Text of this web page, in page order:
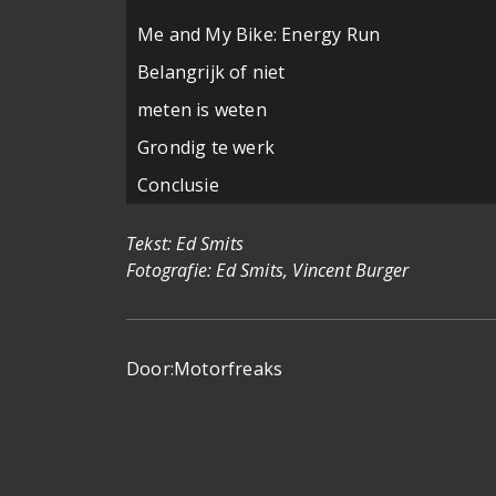
Me and My Bike: Energy Run
Belangrijk of niet
meten is weten
Grondig te werk
Conclusie
Tekst: Ed Smits
Fotografie: Ed Smits, Vincent Burger
Door:Motorfreaks